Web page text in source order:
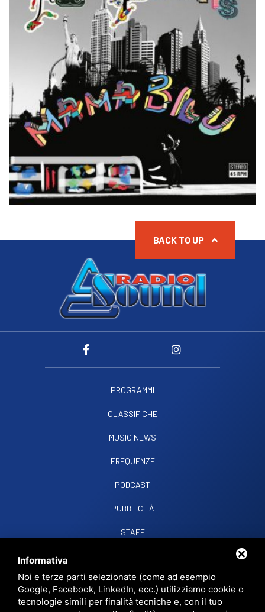
PROGRAMMI
CLASSIFICHE
MUSIC NEWS
FREQUENZE
PODCAST
PUBBLICITÀ
STAFF
RADIO SOUND SNCVIALE PAPA GIOVANNI XXIII, 39, 44021 CODIGORO FE
D.L. 34/2019 EROG. PUBBLICHE
BACK TO UP
Informativa
Noi e terze parti selezionate (come ad esempio
Google, Facebook, LinkedIn, ecc.) utilizziamo cookie o
tecnologie simili per finalità tecniche e, con il tuo